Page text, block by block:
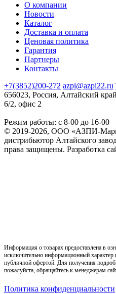
О компании
Новости
Каталог
Доставка и оплата
Ценовая политика
Гарантия
Партнеры
Контакты
+7(3852)200-272 azpi@azpi22.ru
656023, Россия, Алтайский
6/2, офис 2
Режим работы: с 8-00 до 16-00
© 2019-2026, ООО «АЗПИ-
дистрибьютор Алтайского
права защищены. Разработка
Информация о товарах предоставлена в
исключительно информационный характер
публичной офертой. Для получения
пожалуйста, обращайтесь к менеджерам
Политика конфиденциальности